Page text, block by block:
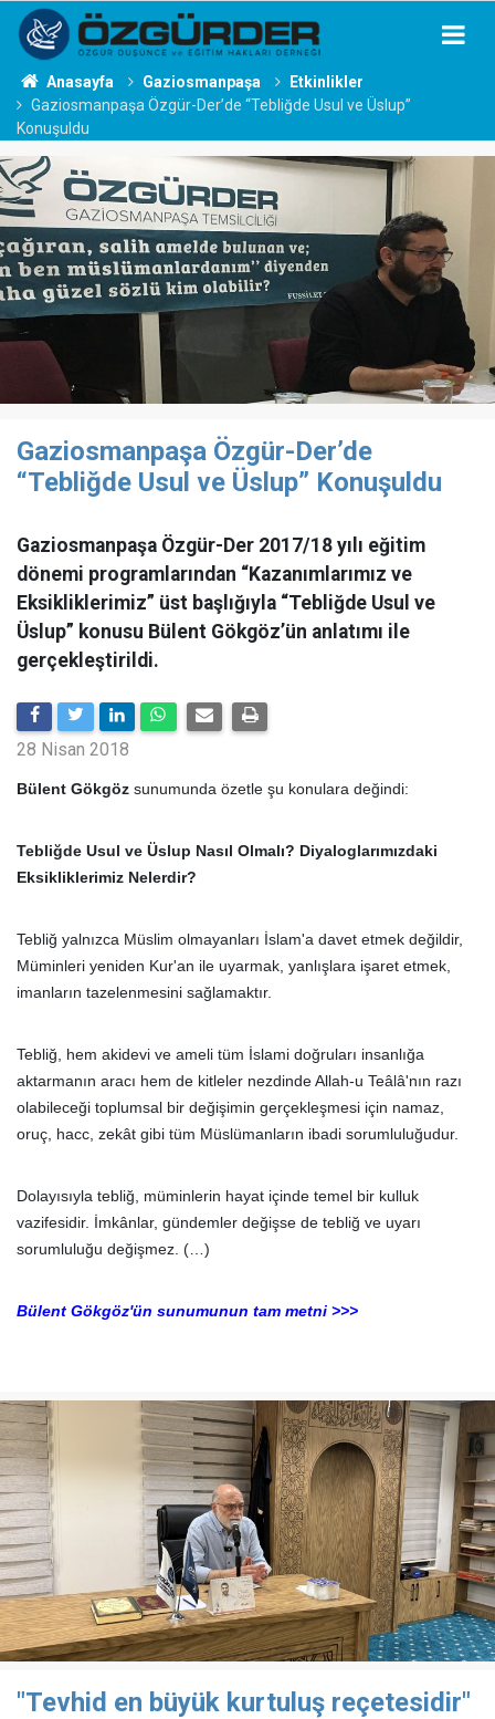
Anasayfa Gaziosmanpaşa
Etkinlikler
Gaziosmanpaşa Özgür-Der’de “Tebliğde Usul ve Üslup”
Konuşuldu
Gaziosmanpaşa Özgür-Der’de
“Tebliğde Usul ve Üslup” Konuşuldu
Gaziosmanpaşa Özgür-Der 2017/18 yılı eğitim
dönemi programlarından “Kazanımlarımız ve
Eksikliklerimiz” üst başlığıyla “Tebliğde Usul ve
Üslup” konusu Bülent Gökgöz’ün anlatımı ile
gerçekleştirildi.
28 Nisan 2018
Bülent Gökgöz sunumunda özetle şu konulara değindi:
Tebliğde Usul ve Üslup Nasıl Olmalı? Diyaloglarımızdaki
Eksikliklerimiz Nelerdir?
Tebliğ yalnızca Müslim olmayanları İslam'a davet etmek değildir,
Müminleri yeniden Kur'an ile uyarmak, yanlışlara işaret etmek,
imanların tazelenmesini sağlamaktır.
Tebliğ, hem akidevi ve ameli tüm İslami doğruları insanlığa
aktarmanın aracı hem de kitleler nezdinde Allah-u Teâlâ'nın razı
olabileceği toplumsal bir değişimin gerçekleşmesi için namaz,
oruç, hacc, zekât gibi tüm Müslümanların ibadi sorumluluğudur.
Dolayısıyla tebliğ, müminlerin hayat içinde temel bir kulluk
vazifesidir. İmkânlar, gündemler değişse de tebliğ ve uyarı
sorumluluğu değişmez. (…)
Bülent Gökgöz'ün sunumunun tam metni >>>
"Tevhid en büyük kurtuluş reçetesidir"